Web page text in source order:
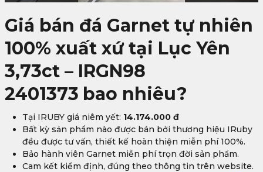
Giá bán đá Garnet tự nhiên
100% xuất xứ tại Lục Yên
3,73ct – IRGN98
2401373 bao nhiêu?
Tại IRUBY giá niêm yết: 14.174.000 đ
Bất kỳ sản phẩm nào được bán bởi thương hiệu IRuby
đều được tư vấn, thiết kế hoàn thiện miễn phí 100%.
Bảo hành viên Garnet miễn phí trọn đời sản phẩm.
Cam kết kiểm định, đúng theo thông tin trên website.